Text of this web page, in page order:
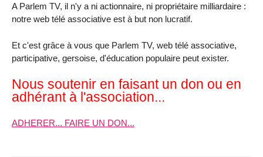
A Parlem TV, il n'y a ni actionnaire, ni propriétaire milliardaire :
notre web télé associative est à but non lucratif.
Et c'est grâce à vous que Parlem TV, web télé associative,
participative, gersoise, d'éducation populaire peut exister.
Nous soutenir en faisant un don ou en
adhérant à l'association...
ADHERER... FAIRE UN DON...